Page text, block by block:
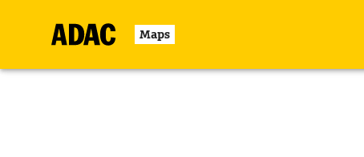
Maps